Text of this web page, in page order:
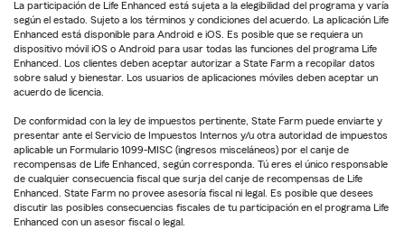
La participación de Life Enhanced está sujeta a la elegibilidad del programa y varía
según el estado. Sujeto a los términos y condiciones del acuerdo. La aplicación Life
Enhanced está disponible para Android e iOS. Es posible que se requiera un
dispositivo móvil iOS o Android para usar todas las funciones del programa Life
Enhanced. Los clientes deben aceptar autorizar a State Farm a recopilar datos
sobre salud y bienestar. Los usuarios de aplicaciones móviles deben aceptar un
acuerdo de licencia.
De conformidad con la ley de impuestos pertinente, State Farm puede enviarte y
presentar ante el Servicio de Impuestos Internos y/u otra autoridad de impuestos
aplicable un Formulario 1099-MISC (ingresos misceláneos) por el canje de
recompensas de Life Enhanced, según corresponda. Tú eres el único responsable
de cualquier consecuencia fiscal que surja del canje de recompensas de Life
Enhanced. State Farm no provee asesoría fiscal ni legal. Es posible que desees
discutir las posibles consecuencias fiscales de tu participación en el programa Life
Enhanced con un asesor fiscal o legal.